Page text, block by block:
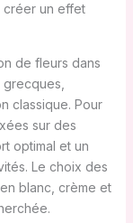
créer un effet
de fleurs dans
classique. Pour
sur des
optimal et un
Le choix des
blanc, crème et